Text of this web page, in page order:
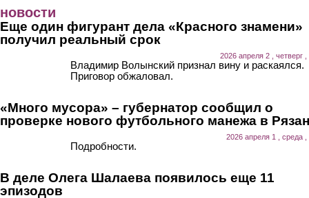
новости
Еще один фигурант дела «Красного знамени»
получил реальный срок
2026 апреля 2 , четверг ,
Владимир Волынский признал вину и раскаялся.
Приговор обжаловал.
«Много мусора» – губернатор сообщил о
проверке нового футбольного манежа в
2026 апреля 1 , среда ,
Подробности.
В деле Олега Шалаева появилось еще 11
эпизодов